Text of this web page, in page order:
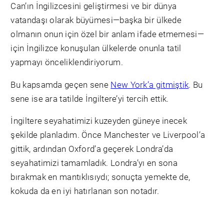
Can’ın İngilizcesini geliştirmesi ve bir dünya
vatandaşı olarak büyümesi—başka bir ülkede
olmanın onun için özel bir anlam ifade etmemesi—
için İngilizce konuşulan ülkelerde onunla tatil
yapmayı önceliklendiriyorum.
Bu kapsamda geçen sene New York’a gitmiştik. Bu
sene ise ara tatilde İngiltere’yi tercih ettik.
İngiltere seyahatimizi kuzeyden güneye inecek
şekilde planladım. Önce Manchester ve Liverpool’a
gittik, ardından Oxford’a geçerek Londra’da
seyahatimizi tamamladık. Londra’yı en sona
bırakmak en mantıklısıydı; sonuçta yemekte de,
kokuda da en iyi hatırlanan son notadır.